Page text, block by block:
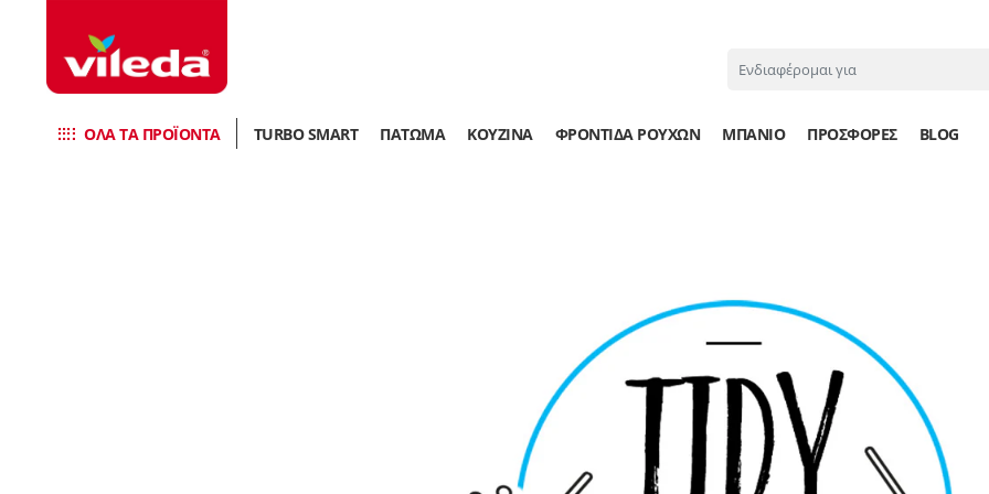
ΟΛΑ ΤΑ ΠΡΟΪΌΝΤΑ TURBO SMART ΠΑΤΩΜΑ ΚΟΥΖΊΝΑ ΦΡΟΝΤΙΔΑ ΡΟΥΧΩΝ ΜΠΑΝΙΟ ΠΡΟΣΦΟΡΕΣ BLOG